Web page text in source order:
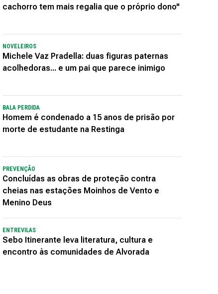
cachorro tem mais regalia que o próprio dono"
NOVELEIROS
Michele Vaz Pradella: duas figuras paternas
acolhedoras... e um pai que parece inimigo
BALA PERDIDA
Homem é condenado a 15 anos de prisão por
morte de estudante na Restinga
PREVENÇÃO
Concluídas as obras de proteção contra
cheias nas estações Moinhos de Vento e
Menino Deus
ENTREVILAS
Sebo Itinerante leva literatura, cultura e
encontro às comunidades de Alvorada